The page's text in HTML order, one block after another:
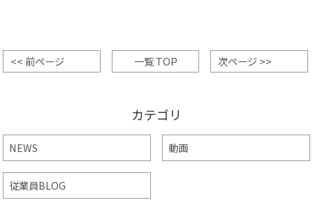
<< 前ページ 一覧 TOP 次ページ >>
カテゴリ
NEWS 動画
従業員BLOG